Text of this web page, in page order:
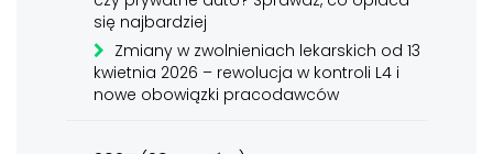
się najbardziej
Zmiany w zwolnieniach lekarskich od 13
kwietnia 2026 – rewolucja w kontroli L4 i
nowe obowiązki pracodawców